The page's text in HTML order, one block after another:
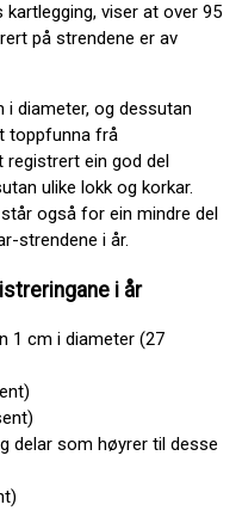
viser at over 95
på strendene er av
i diameter, og dessutan
toppfunna frå
registrert ein god del
ulike lokk og korkar.
også for ein mindre del
strendene i år.
i år
1 cm i diameter (27
delar som høyrer til desse